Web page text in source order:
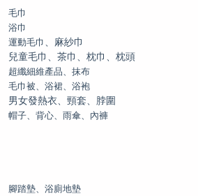
毛巾
浴巾
運動毛巾、麻紗巾
兒童毛巾、茶巾、枕巾、枕頭
超纖細維產品、抹布
毛巾被、浴裙、浴袍
男女發熱衣、頸套、脖圍
帽子、背心、雨傘、內褲
腳踏墊、浴廁地墊